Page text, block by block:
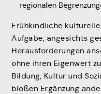
regionalen
Frühkindliche
Aufgabe, angesichts
Herausforderungen
ohne ihren Eigenwert
Bildung, Kultur und
bloßen Ergänzung